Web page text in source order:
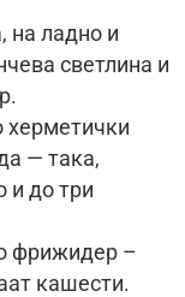
на ладно и
светлина и
херметички
— така,
и до три
фрижидер –
кашести.